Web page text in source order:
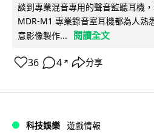
談到專業混音專用的聲音監聽耳機
MDR-M1 專業錄音室耳機都為人熟
意影像製作...
閱讀全文
36 4 ↗ 分享
科技娛樂 遊戲情報